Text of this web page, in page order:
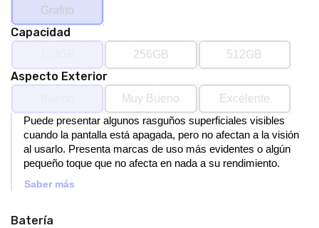
Grafito
Capacidad
256GB 512GB
Aspecto Exterior
Muy Bueno
Excelente
Puede presentar algunos rasguños superficiales visibles
cuando la pantalla está apagada, pero no afectan a la visión
al usarlo. Presenta marcas de uso más evidentes o algún
pequeño toque que no afecta en nada a su rendimiento.
Saber más
Batería